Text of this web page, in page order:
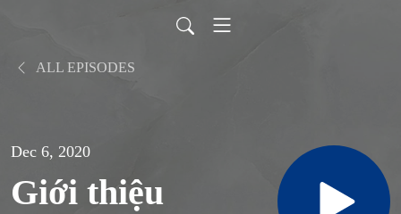
ALL EPISODES
Dec 6, 2020
Giới thiệu